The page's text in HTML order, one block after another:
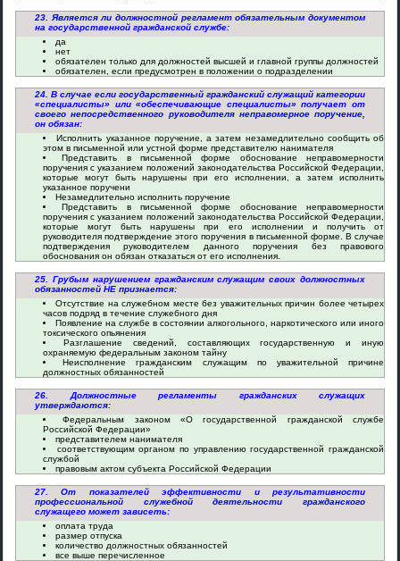
23. Является ли должностной регламент обязательным документом
на государственной гражданской службе:
да
нет
обязателен только для должностей высшей и главной группы должностей
обязателен, если предусмотрен в положении о подразделении
24. В случае если государственный гражданский служащий категории
«специалисты» или «обеспечивающие специалисты» получает от
своего непосредственного руководителя неправомерное поручение,
он обязан:
Исполнить указанное поручение, а затем незамедлительно сообщить об
этом в письменной или устной форме представителю нанимателя
Представить в письменной форме обоснование неправомерности
поручения с указанием положений законодательства Российской Федерации,
которые могут быть нарушены при его исполнении, а затем исполнить
указанное поручени
Незамедлительно исполнить поручение
Представить в письменной форме обоснование неправомерности
поручения с указанием положений законодательства Российской Федерации,
которые могут быть нарушены при его исполнении и получить от
руководителя подтверждение этого поручения в письменной форме. В случае
подтверждения руководителем данного поручения без правового
обоснования он обязан отказаться от его исполнения.
25. Грубым нарушением гражданским служащим своих должностных
обязанностей НЕ признается:
Отсутствие на служебном месте без уважительных причин более четырех
часов подряд в течение служебного дня
Появление на службе в состоянии алкогольного, наркотического или иного
токсического опьянения
Разглашение сведений, составляющих государственную и иную
охраняемую федеральным законом тайну
Неисполнение гражданским служащим по уважительной причине
должностных обязанностей
26. Должностные регламенты гражданских служащих
утверждаются:
Федеральным законом «О государственной гражданской службе
Российской Федерации»
представителем нанимателя
соответствующим органом по управлению государственной гражданской
службой
правовым актом субъекта Российской Федерации
27. От показателей эффективности и результативности
профессиональной служебной деятельности гражданского
служащего может зависеть:
оплата труда
размер отпуска
количество должностных обязанностей
все выше перечисленное